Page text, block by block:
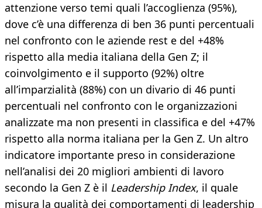
attenzione verso temi quali l’accoglienza (95%),
dove c’è una differenza di ben 36 punti percentuali
nel confronto con le aziende rest e del +48%
rispetto alla media italiana della Gen Z; il
coinvolgimento e il supporto (92%) oltre
all’imparzialità (88%) con un divario di 46 punti
percentuali nel confronto con le organizzazioni
analizzate ma non presenti in classifica e del +47%
rispetto alla norma italiana per la Gen Z. Un altro
indicatore importante preso in considerazione
nell’analisi dei 20 migliori ambienti di lavoro
secondo la Gen Z è il Leadership Index, il quale
misura la qualità dei comportamenti di leadership